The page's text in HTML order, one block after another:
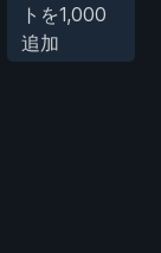
トを1,000
追加